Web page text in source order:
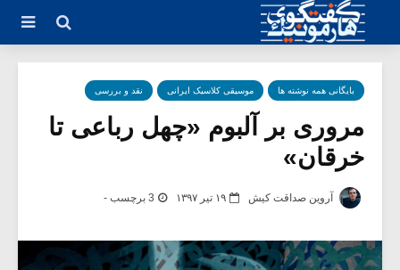
بایگانی همه نوشته ها موسیقی کلاسیک ایرانی نقد و بررسی
مروری بر آلبوم «چهل رباعی تا
خرقان»
آروین صداقت کیش ۱۹ تیر ۱۳۹۷ 3 برچسب -